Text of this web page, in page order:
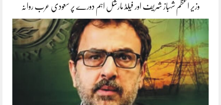
وزیر اعظم شہباز شریف اور فیلڈ مارشل اہم دورے پر سعودی عرب روانہ